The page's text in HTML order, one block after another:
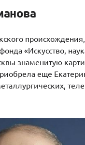
«Искусство,
знаменитую
еще